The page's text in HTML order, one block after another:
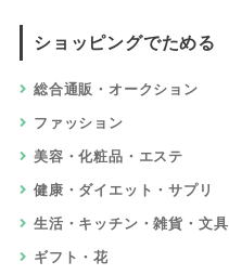
ショッピングでためる
総合通販・オークション
ファッション
美容・化粧品・エステ
健康・ダイエット・サプリ
生活・キッチン・雑貨・文具
ギフト・花